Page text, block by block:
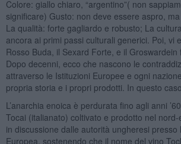
Colore: giallo chiaro, “argentino”( non
significare) Gusto: non deve essere aspro,
La qualità: forte gagliardo e robusto; La
ancora ai primi passi culturali generici. Poi, vi
Rosso Buda, il Sexard Forte, e il Groswardein
Dopo decenni, ecco che nascono le
attraverso le Istituzioni Europee e ogni
propria storia e i propri prodotti. In questo
L’anarchia enoica è perdurata fino agli anni
Tocai (italianato) coltivato e prodotto nel nord-
in discussione dalle autorità ungheresi presso
Europea, sostenendo che il nome del vino